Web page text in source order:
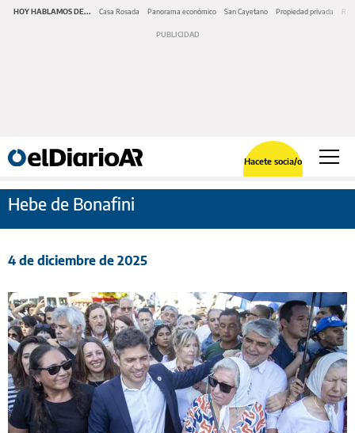
HOY HABLAMOS DE... Casa Rosada Panorama económico San Cayetano Propiedad privada
Hacete socia/o
Hebe de Bonafini
4 de diciembre de 2025